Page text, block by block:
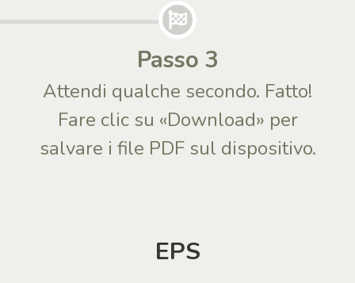
Passo 3
Attendi qualche secondo. Fatto!
Fare clic su «Download» per
salvare i file PDF sul dispositivo.
EPS